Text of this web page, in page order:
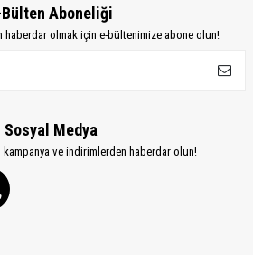
Bülten Aboneliği
haberdar olmak için e-bültenimize abone olun!
Sosyal Medya
kampanya ve indirimlerden haberdar olun!